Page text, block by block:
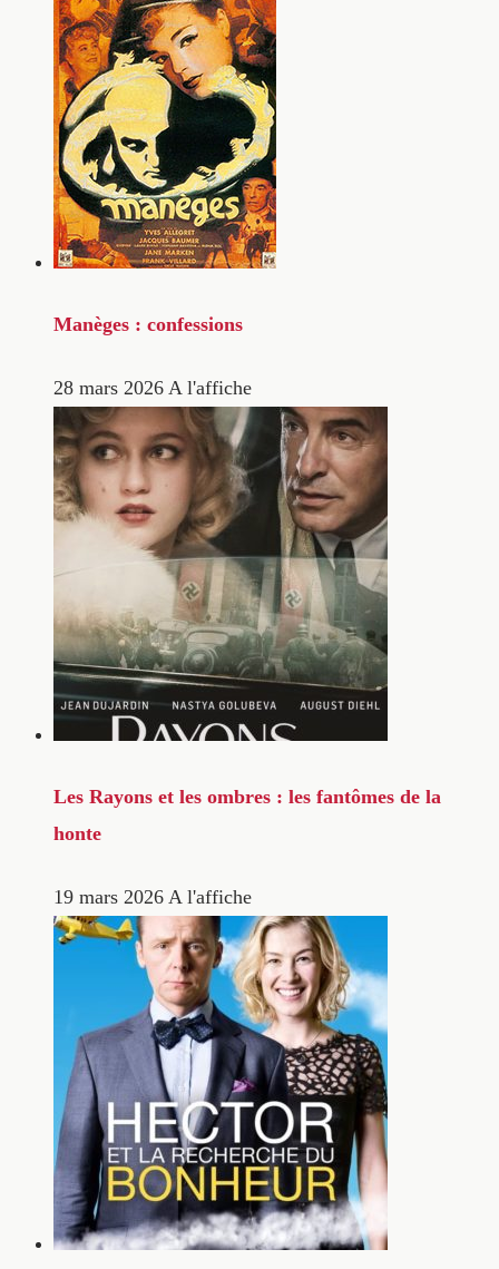
Manèges : confessions
28 mars 2026 A l'affiche
Les Rayons et les ombres : les fantômes de la
honte
19 mars 2026 A l'affiche